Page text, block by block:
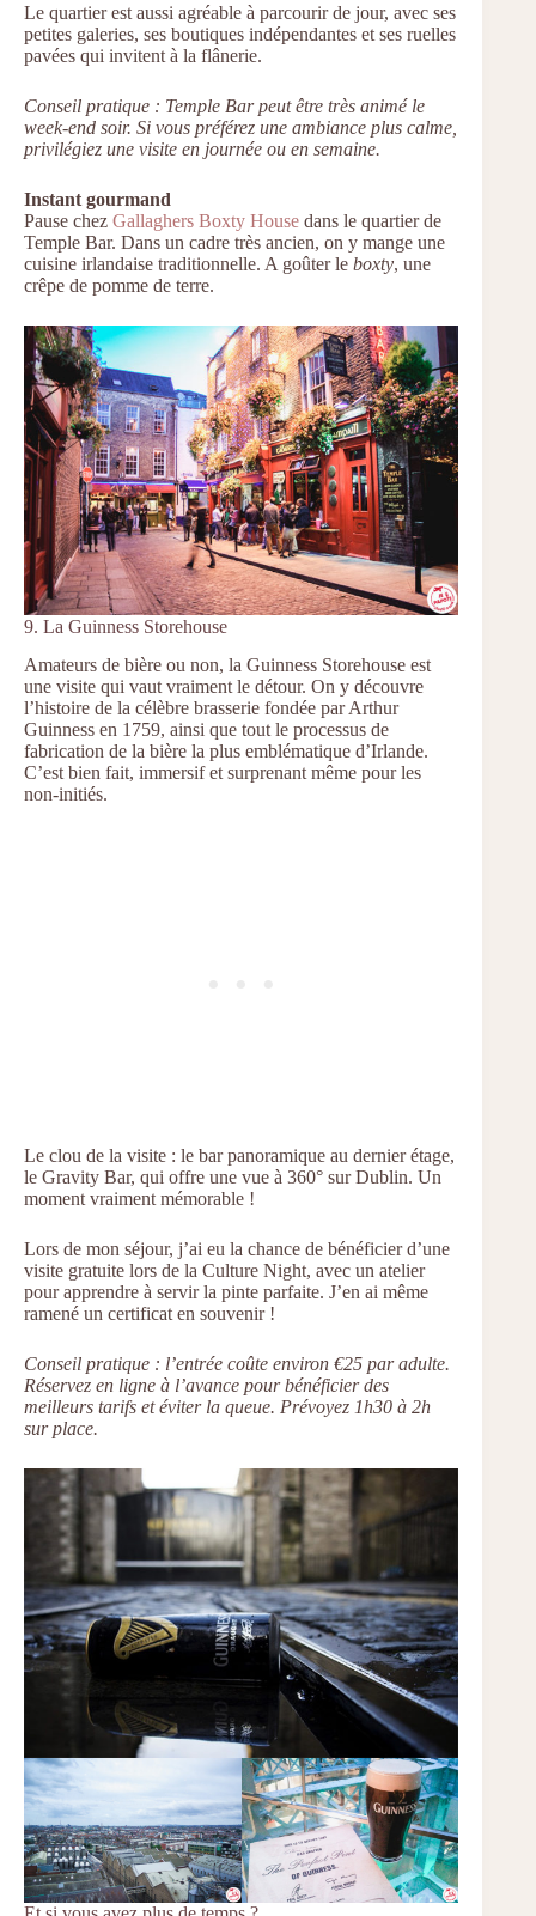
Le quartier est aussi agréable à parcourir de jour, avec ses
petites galeries, ses boutiques indépendantes et ses ruelles
pavées qui invitent à la flânerie.
Conseil pratique : Temple Bar peut être très animé le
week-end soir. Si vous préférez une ambiance plus calme,
privilégiez une visite en journée ou en semaine.
Instant gourmand
Pause chez Gallaghers Boxty House dans le quartier de
Temple Bar. Dans un cadre très ancien, on y mange une
cuisine irlandaise traditionnelle. A goûter le boxty, une
crêpe de pomme de terre.
9. La Guinness Storehouse
Amateurs de bière ou non, la Guinness Storehouse est
une visite qui vaut vraiment le détour. On y découvre
l’histoire de la célèbre brasserie fondée par Arthur
Guinness en 1759, ainsi que tout le processus de
fabrication de la bière la plus emblématique d’Irlande.
C’est bien fait, immersif et surprenant même pour les
non-initiés.
Le clou de la visite : le bar panoramique au dernier étage,
le Gravity Bar, qui offre une vue à 360° sur Dublin. Un
moment vraiment mémorable !
Lors de mon séjour, j’ai eu la chance de bénéficier d’une
visite gratuite lors de la Culture Night, avec un atelier
pour apprendre à servir la pinte parfaite. J’en ai même
ramené un certificat en souvenir !
Conseil pratique : l’entrée coûte environ €25 par adulte.
Réservez en ligne à l’avance pour bénéficier des
meilleurs tarifs et éviter la queue. Prévoyez 1h30 à 2h
sur place.